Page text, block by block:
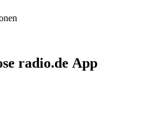
radio.de App